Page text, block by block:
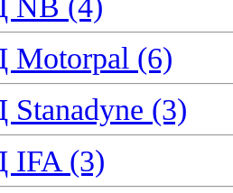
(6)
(3)
(3)